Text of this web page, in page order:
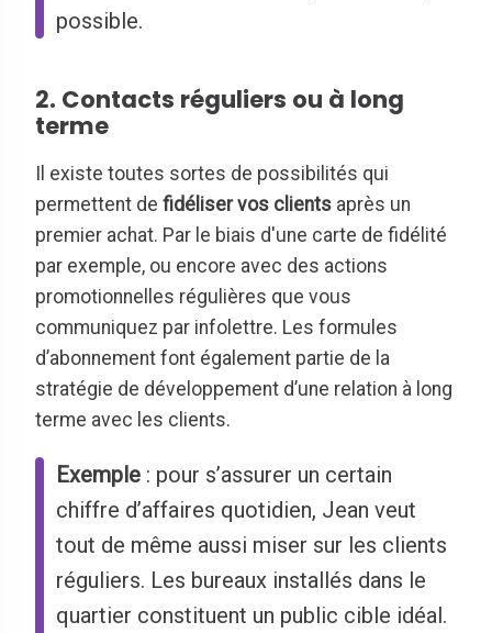
possible.
2. Contacts réguliers ou à long
terme
Il existe toutes sortes de possibilités qui
permettent de fidéliser vos clients après un
premier achat. Par le biais d'une carte de fidélité
par exemple, ou encore avec des actions
promotionnelles régulières que vous
communiquez par infolettre. Les formules
d’abonnement font également partie de la
stratégie de développement d’une relation à long
terme avec les clients.
Exemple : pour s’assurer un certain
chiffre d’affaires quotidien, Jean veut
tout de même aussi miser sur les clients
réguliers. Les bureaux installés dans le
quartier constituent un public cible idéal.